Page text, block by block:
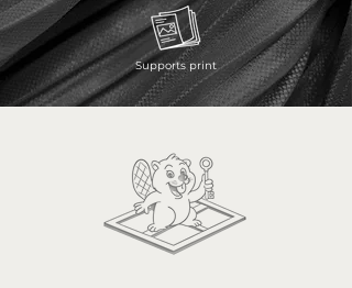
Supports print